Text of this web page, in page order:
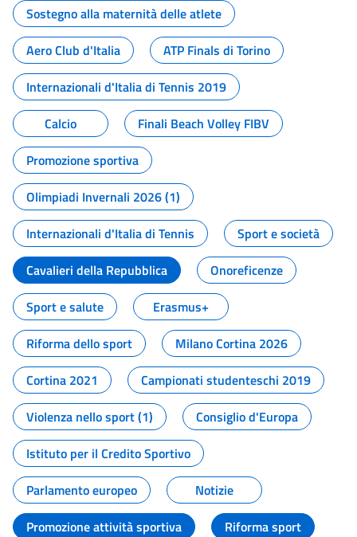
Sostegno alla maternità delle atlete
Aero Club d'Italia
ATP Finals di Torino
Internazionali d'Italia di Tennis 2019
Calcio
Finali Beach Volley FIBV
Promozione sportiva
Olimpiadi Invernali 2026 (1)
Internazionali d'Italia di Tennis
Sport e società
Cavalieri della Repubblica
Onoreficenze
Sport e salute
Erasmus+
Riforma dello sport
Milano Cortina 2026
Cortina 2021
Campionati studenteschi 2019
Violenza nello sport (1)
Consiglio d'Europa
Istituto per il Credito Sportivo
Parlamento europeo
Notizie
Promozione attività sportiva
Riforma sport